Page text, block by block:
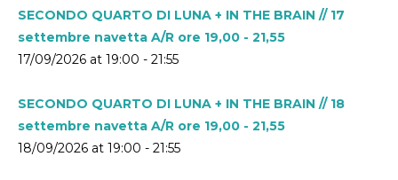
SECONDO QUARTO DI LUNA + IN THE BRAIN // 17
settembre navetta A/R ore 19,00 - 21,55
17/09/2026 at 19:00 - 21:55
SECONDO QUARTO DI LUNA + IN THE BRAIN // 18
settembre navetta A/R ore 19,00 - 21,55
18/09/2026 at 19:00 - 21:55